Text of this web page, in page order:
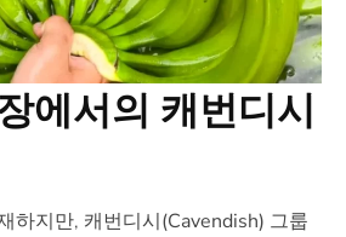
에서의 캐번디시
하지만, 캐번디시(Cavendish) 그룹